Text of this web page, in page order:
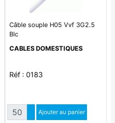
Câble souple H05 Vvf 3G2.5
Blc
CABLES DOMESTIQUES
Réf : 0183
QuantitéAugmenter quantité
Diminuer quantité
Ajouter au panier